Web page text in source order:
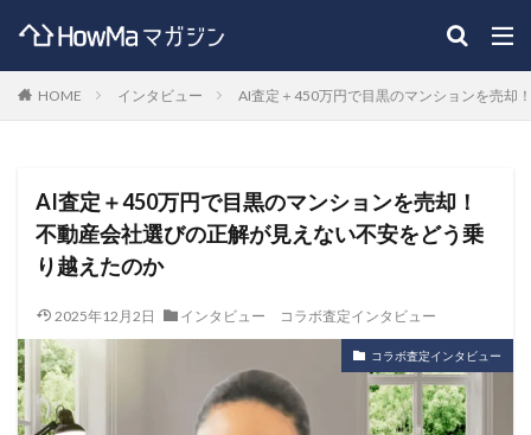
HOME インタビュー AI査定＋450万円で目黒のマンションを売却
AI査定＋450万円で目黒のマンションを売却！
不動産会社選びの正解が見えない不安をどう乗
り越えたのか
2025年12月2日 インタビュー コラボ査定インタビュー
コラボ査定インタビュー